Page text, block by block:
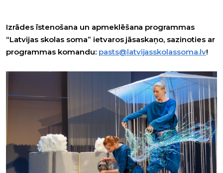
Izrādes īstenošana un apmeklēšana programmas
“Latvijas skolas soma” ietvaros jāsaskaņo, sazinoties ar
programmas komandu: pasts@latvijasskolassoma.lv!